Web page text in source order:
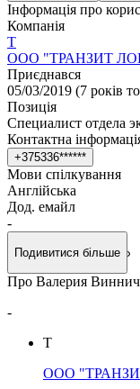
Інформація про
Компанія
Т
ООО "ТРАНЗИТ
Приєднався
05/03/2019 (7 років
Позиція
Специалист отдела
Контактна
+375336******
Мови спілкування
Англійська
Дод. емайл
-
Подивитися більше
Про Валерия
-
Т
ООО